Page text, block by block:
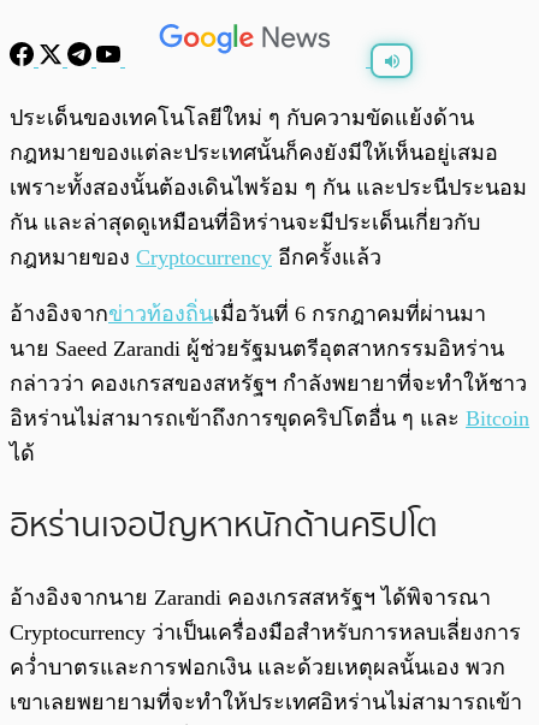
0:00 /
ประเด็นของเทคโนโลยีใหม่ ๆ กับความขัดแย้งด้าน
กฎหมายของแต่ละประเทศนั้นก็คงยังมีให้เห็นอยู่เสมอ
เพราะทั้งสองนั้นต้องเดินไพร้อม ๆ กัน และประนีประนอม
กัน และล่าสุดดูเหมือนที่อิหร่านจะมีประเด็นเกี่ยวกับ
กฎหมายของ Cryptocurrency อีกครั้งแล้ว
อ้างอิงจากข่าวท้องถิ่นเมื่อวันที่ 6 กรกฎาคมที่ผ่านมา
นาย Saeed Zarandi ผู้ช่วยรัฐมนตรีอุตสาหกรรมอิหร่าน
กล่าวว่า คองเกรสของสหรัฐฯ กำลังพยายาที่จะทำให้ชาว
อิหร่านไม่สามารถเข้าถึงการขุดคริปโตอื่น ๆ และ Bitcoin
ได้
อิหร่านเจอปัญหาหนักด้านคริปโต
อ้างอิงจากนาย Zarandi คองเกรสสหรัฐฯ ได้พิจารณา
Cryptocurrency ว่าเป็นเครื่องมือสำหรับการหลบเลี่ยงการ
คว่ำบาตรและการฟอกเงิน และด้วยเหตุผลนั้นเอง พวก
เขาเลยพยายามที่จะทำให้ประเทศอิหร่านไม่สามารถเข้า